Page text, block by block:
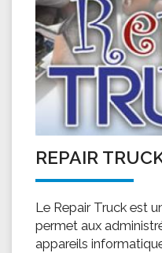
REPAIR
Le Repair Truck est
permet aux
appareils